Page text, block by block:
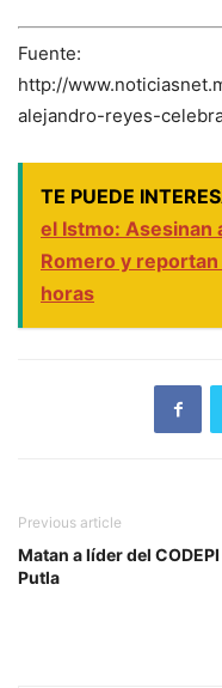
Fuente:
http://
alejandro-reyes-
TE PUEDE
el Istmo: Asesinan
Romero y
horas
Previous article
Matan a líder del CODEPI
Putla